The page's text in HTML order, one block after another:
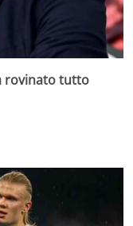
rovinato tutto